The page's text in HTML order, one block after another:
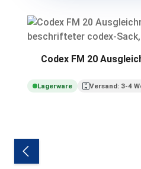
Codex FM 20
Lagerware Versand: 3-4